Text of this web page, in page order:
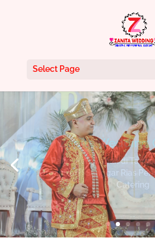
Select Page